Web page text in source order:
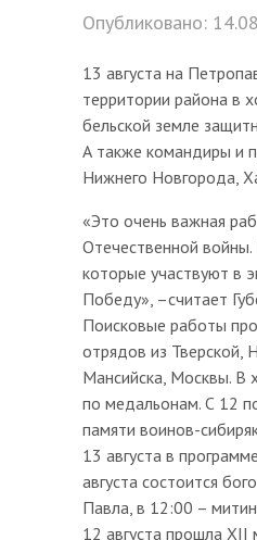
Опубликовано:
13 августа на
территории района в
бельской земле
А также командиры и
Нижнего Новгорода,
«Это очень важная
Отечественной
которые участвуют в
Победу», –считает
Поисковые работы
отрядов из Тверской,
Мансийска, Москвы. В
по медальонам. С 12
памяти воинов-
13 августа в
августа состоится
Павла, в 12:00 –
12 августа прошла XII